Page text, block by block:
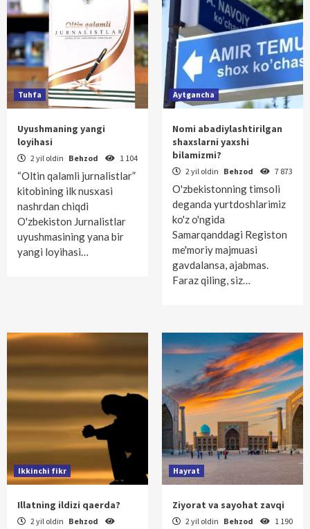
Tuhfa
Uyushmaning yangi
loyihasi
2 yil oldin Behzod 1 104
“Oltin qalamli jurnalistlar”
kitobining ilk nusxasi
nashrdan chiqdi
O'zbekiston Jurnalistlar
uyushmasining yana bir
yangi loyihasi…
Aytgancha
Nomi abadiylashtirilgan
shaxslarni yaxshi
bilamizmi?
2 yil oldin Behzod 7 873
O'zbekistonning timsoli
deganda yurtdoshlarimiz
ko'z o'ngida
Samarqanddagi Registon
me'moriy majmuasi
gavdalansa, ajabmas.
Faraz qiling, siz…
Ikkinchi fikr
Illatning ildizi qaerda?
2 yil oldin Behzod
Hayrat
Ziyorat va sayohat zavqi
2 yil oldin Behzod 1 190